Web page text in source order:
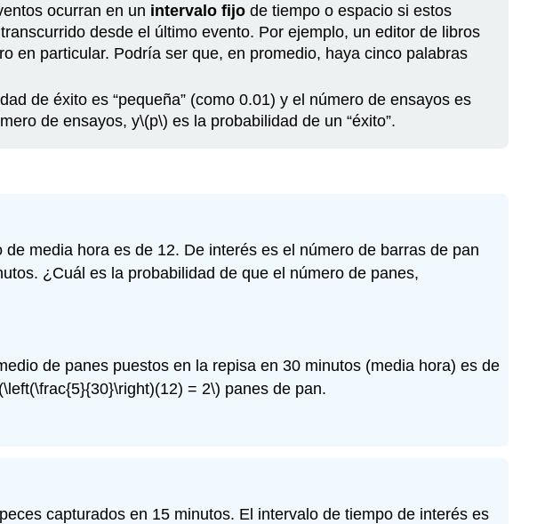
ocurran en un intervalo fijode tiempo o espacio si estos
desde el último evento. Por ejemplo, un editor de libros
en particular. Podría ser que, en promedio, haya cinco palabras
de éxito es “pequeña” (como 0.01) y el número de ensayos es
de ensayos, y\(p\) es la probabilidad de un “éxito”.
media hora es de 12. De interés es el número de barras de pan
¿Cuál es la probabilidad de que el número de panes,
de panes puestos en la repisa en 30 minutos (media hora) es de
= 2\) panes de pan.
capturados en 15 minutos. El intervalo de tiempo de interés es